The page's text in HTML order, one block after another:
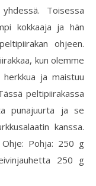
Toisessa
kokkaaja ja hän
ohjeen.
kun olemme
ja maistuu
peltipiirakassa
punajuurta ja se
kanssa.
Ohje: Pohja: 250 g
250 g